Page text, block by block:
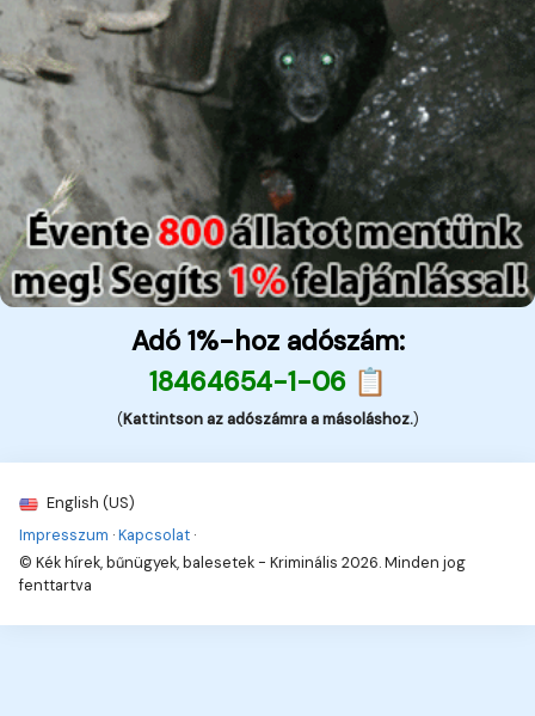
Adó 1%-hoz adószám:
18464654-1-06 📋
(Kattintson az adószámra a másoláshoz.)
English (US)
Impresszum ·Kapcsolat ·
© Kék hírek, bűnügyek, balesetek - Kriminális 2026. Minden jog
fenttartva